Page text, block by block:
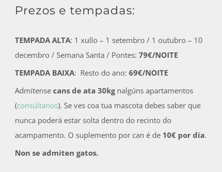
Prezos e tempadas:
TEMPADA ALTA: 1 xullo – 1 setembro / 1 outubro – 10
decembro / Semana Santa / Pontes: 79€/NOITE
TEMPADA BAIXA: Resto do ano: 69€/NOITE
Admítense cans de ata 30kgnalgúns apartamentos
(consúltanos). Se ves coa tua mascota debes saber que
nunca poderá estar solta dentro do recinto do
acampamento. O suplemento por can é de 10€ por día.
Non se admiten gatos.